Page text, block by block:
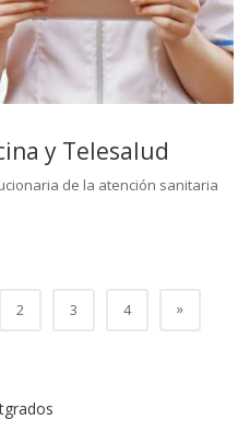
y Telesalud
de la atención sanitaria
2 3 4 »